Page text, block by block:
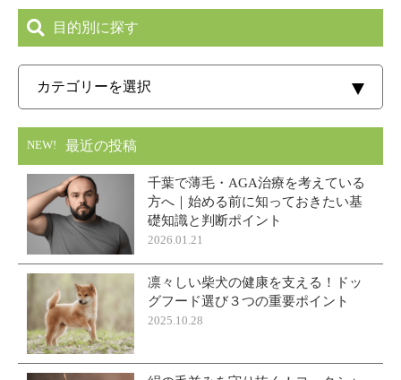
目的別に探す
NEW! 最近の投稿
千葉で薄毛・AGA治療を考えている
方へ｜始める前に知っておきたい基
礎知識と判断ポイント
2026.01.21
凛々しい柴犬の健康を支える！ドッ
グフード選び３つの重要ポイント
2025.10.28